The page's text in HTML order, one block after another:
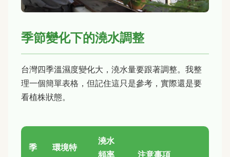
季節變化下的澆水調整
台灣四季溫濕度變化大，澆水量要跟著調整。我整
理一個簡單表格，但記住這只是參考，實際還是要
看植株狀態。
季
環境特
澆水
頻率
注意事項